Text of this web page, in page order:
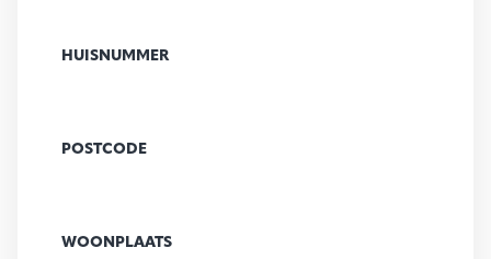
HUISNUMMER
POSTCODE
WOONPLAATS